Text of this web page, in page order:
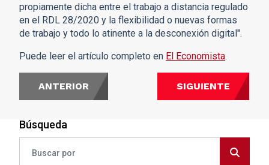
Búsqueda
propiamente dicha entre el trabajo a distancia regulado
en el RDL 28/2020 y la flexibilidad o nuevas formas
de trabajo y todo lo atinente a la desconexión digital".
Puede leer el artículo completo en El Economista.
ANTERIOR SIGUIENTE